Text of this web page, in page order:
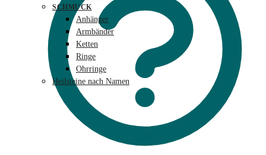
SCHMUCK
Anhänger
Armbänder
Ketten
Ringe
Ohrringe
Heilsteine nach Namen